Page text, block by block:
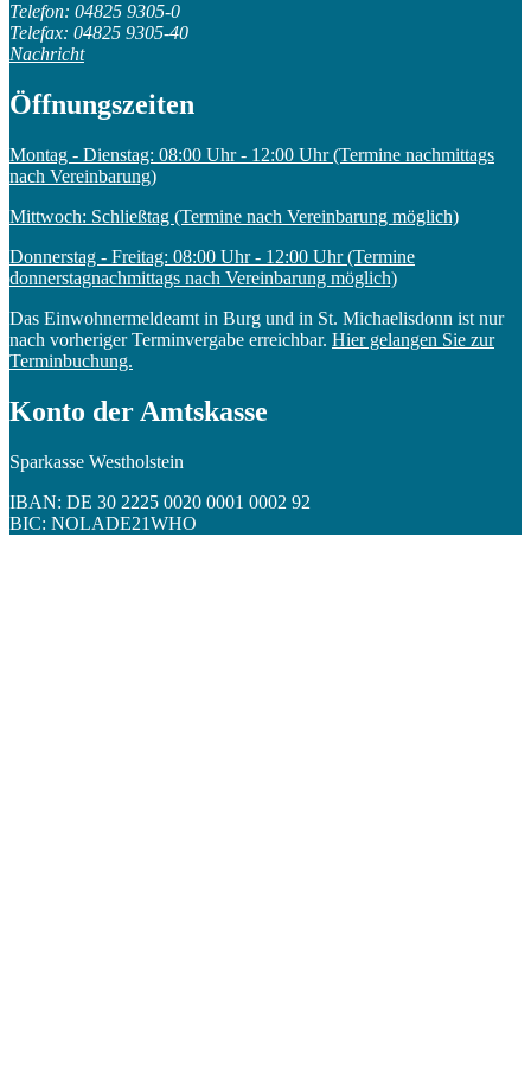
Telefon: 04825 9305-0
Telefax: 04825 9305-40
Nachricht
Öffnungszeiten
Montag - Dienstag: 08:00 Uhr - 12:00 Uhr (Termine nachmittags
nach Vereinbarung)
Mittwoch: Schließtag (Termine nach Vereinbarung möglich)
Donnerstag - Freitag: 08:00 Uhr - 12:00 Uhr (Termine
donnerstagnachmittags nach Vereinbarung möglich)
Das Einwohnermeldeamt in Burg und in St. Michaelisdonn ist nur
nach vorheriger Terminvergabe erreichbar. Hier gelangen Sie zur
Terminbuchung.
Konto der Amtskasse
Sparkasse Westholstein
IBAN: DE 30 2225 0020 0001 0002 92
BIC: NOLADE21WHO